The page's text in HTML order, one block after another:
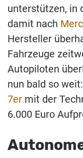
unterstützen, in
damit nach
Hersteller
Fahrzeuge
Autopiloten
nun bald so
7er mit der
6.000 Euro